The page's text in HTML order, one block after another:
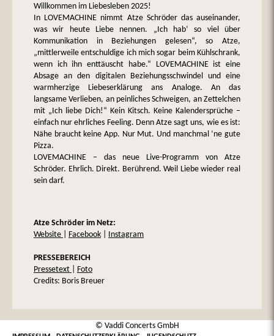
Willkommen im Liebesleben 2025!
In LOVEMACHINE nimmt Atze Schröder das auseinander,
was wir heute Liebe nennen. „Ich hab‘ so viel über
Kommunikation in Beziehungen gelesen“, so Atze,
„mittlerweile entschuldige ich mich sogar beim Kühlschrank,
wenn ich ihn enttäuscht habe.“ LOVEMACHINE ist eine
Absage an den digitalen Beziehungsschwindel und eine
warmherzige Liebeserklärung ans Analoge. An das
langsame Verlieben, an peinliches Schweigen, an Zettelchen
mit „Ich liebe Dich!“ Kein Kitsch. Keine Kalendersprüche –
einfach nur ehrliches Feeling. Denn Atze sagt uns, wie es ist:
Nähe braucht keine App. Nur Mut. Und manchmal ’ne gute
Pizza.
LOVEMACHINE – das neue Live-Programm von Atze
Schröder. Ehrlich. Direkt. Berührend. Weil Liebe wieder real
sein darf.
Atze Schröder im Netz:
Website
Facebook Instagram
PRESSEBEREICH
Pressetext
Foto
Credits: Boris Breuer
© Vaddi Concerts GmbH